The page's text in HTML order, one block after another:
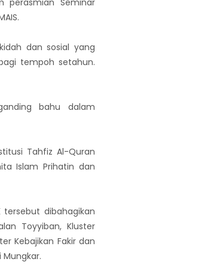
perasmian Seminar
dan sosial yang
tempoh setahun.
bahu dalam
Tahfiz Al-Quran
Islam Prihatin dan
tersebut dibahagikan
Toyyiban, Kluster
Kebajikan Fakir dan